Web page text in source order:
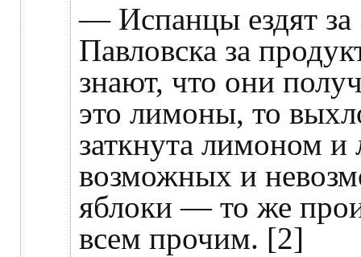
— Испанцы ездят за
Павловска за
знают, что они
это лимоны, то
заткнута лимоном и
возможных и
яблоки — то же
всем прочим. [2]